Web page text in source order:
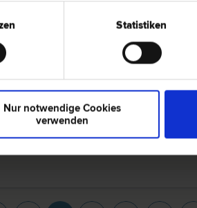
Statistiken
Nur notwendige Cookies
verwenden
| Marken­recht | Patent­